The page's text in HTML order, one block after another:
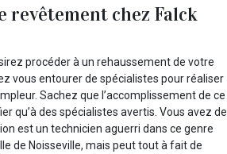
revêtement chez Falck
procéder à un rehaussement de votre
vous entourer de spécialistes pour réaliser
Sachez que l’accomplissement de ce
qu’à des spécialistes avertis. Vous avez de
est un technicien aguerri dans ce genre
de Noisseville, mais peut tout à fait de